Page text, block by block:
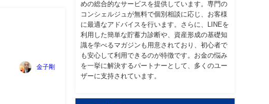
金子剛
めの総合的なサービスを提供しています。専門の
コンシェルジュが無料で個別相談に応じ、お客様
に最適なアドバイスを行います。さらに、LINEを
利用した簡単な貯蓄力診断や、資産形成の基礎知
識を学べるマガジンも用意されており、初心者で
も安心して利用できるのが特徴です。お金の悩み
を一挙に解決するパートナーとして、多くのユー
ザーに支持されています。